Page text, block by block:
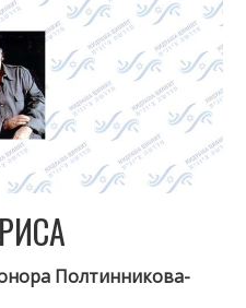
Полтинникова-